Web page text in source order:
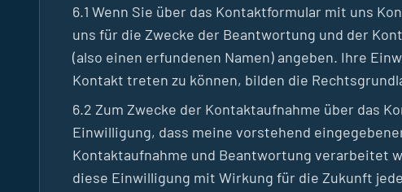
6.1 Wenn Sie über das Kontaktformular mit uns
uns für die Zwecke der Beantwortung und der
(also einen erfundenen Namen) angeben. Ihre
Kontakt treten zu können, bilden die
6.2 Zum Zwecke der Kontaktaufnahme über das
Einwilligung, dass meine vorstehend
Kontaktaufnahme und Beantwortung verarbeitet
diese Einwilligung mit Wirkung für die Zukunft